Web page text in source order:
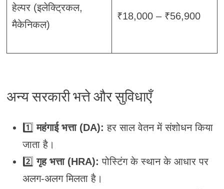
हेल्पर (इलेक्ट्रिकल,
मैकेनिकल)
₹18,000 – ₹56,900
अन्य सरकारी भत्ते और सुविधाएँ
1️⃣महंगाई भत्ता (DA): हर साल वेतन में संशोधन किया
जाता है।
2️⃣गृह भत्ता (HRA): पोस्टिंग के स्थान के आधार पर
अलग-अलग मिलता है।